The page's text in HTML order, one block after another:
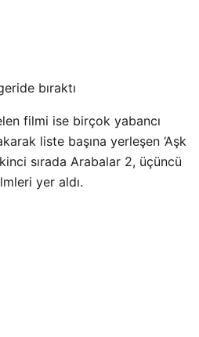
bıraktı
filmi ise birçok yabancı
liste başına yerleşen ‘Aşk
sırada Arabalar 2, üçüncü
yer aldı.